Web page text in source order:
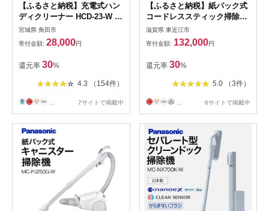
【ふるさと納税】充電式ハン
ディクリーナー HCD-23-W ホ
ワイト | 掃除機 ハンディクリ
ーナー 小型 コードレス 車 強
力 パワフル吸引 軽量 スリム
コンパクト 充電式 スタンド
ハンディ クリーナー 車用掃
除機 カークリーナー サイク
宮城県 角田市
寄付金額: 28,000円
還元率 30%
4.3 （154件）
... 7サイトで掲載中
【ふるさと納税】紙パック式
コードレススティック掃除機
MC-PB61J-A パナソニック
滋賀県 東近江市 AC-B03 掃除
機 コードレス 紙パック ステ
ィック 軽量 吸引力 強い スタ
ンド 収納 楽 軽い 大容量
滋賀県 東近江市
寄付金額: 132,000円
還元率 30%
5.0 （3件）
... 6サイトで掲載中